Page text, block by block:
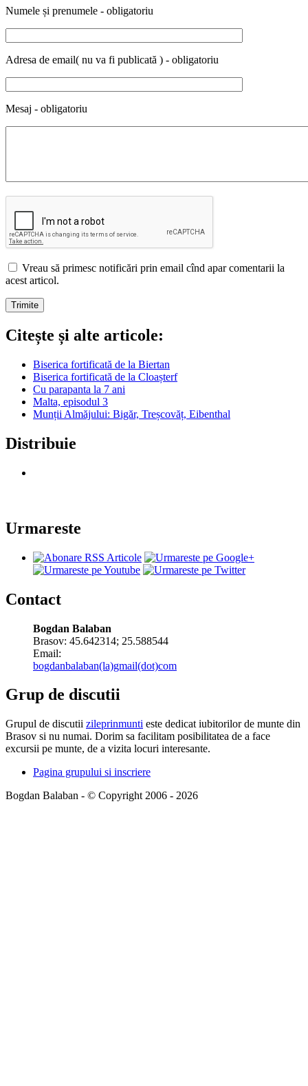
Numele și prenumele - obligatoriu
Adresa de email( nu va fi publicată ) - obligatoriu
Mesaj - obligatoriu
Vreau să primesc notificări prin email cînd apar comentarii la
acest articol.
Citește și alte articole:
Biserica fortificată de la Biertan
Biserica fortificată de la Cloașterf
Cu parapanta la 7 ani
Malta, episodul 3
Munții Almăjului: Bigăr, Treșcovăț, Eibenthal
Distribuie
Urmareste
Contact
Bogdan Balaban
Brasov: 45.642314; 25.588544
Email:
bogdanbalaban(la)gmail(dot)com
Grup de discutii
Grupul de discutii zileprinmunti este dedicat iubitorilor de munte din
Brasov si nu numai. Dorim sa facilitam posibilitatea de a face
excursii pe munte, de a vizita locuri interesante.
Pagina grupului si inscriere
Bogdan Balaban - © Copyright 2006 - 2026